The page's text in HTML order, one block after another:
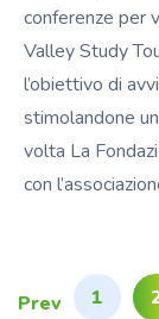
conferenze per
Valley Study
l’obiettivo di
stimolandone
volta La
con
Prev 1